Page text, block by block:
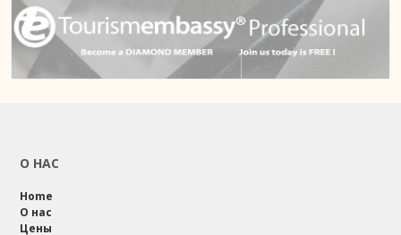
О НАС
Home
О нас
Цены